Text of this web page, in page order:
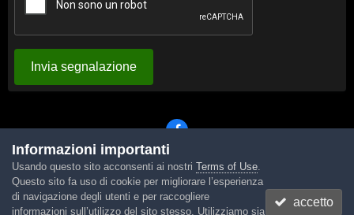
Invia segnalazione
Lingua Tema Contattaci Cookies
Powered by Invision Community
Informazioni importanti
Usando questo sito acconsenti ai nostri Terms of Use.
Questo sito fa uso di cookie per migliorare l’esperienza
di navigazione degli utenti e per raccogliere
informazioni sull’utilizzo del sito stesso. Utilizziamo sia
accetto